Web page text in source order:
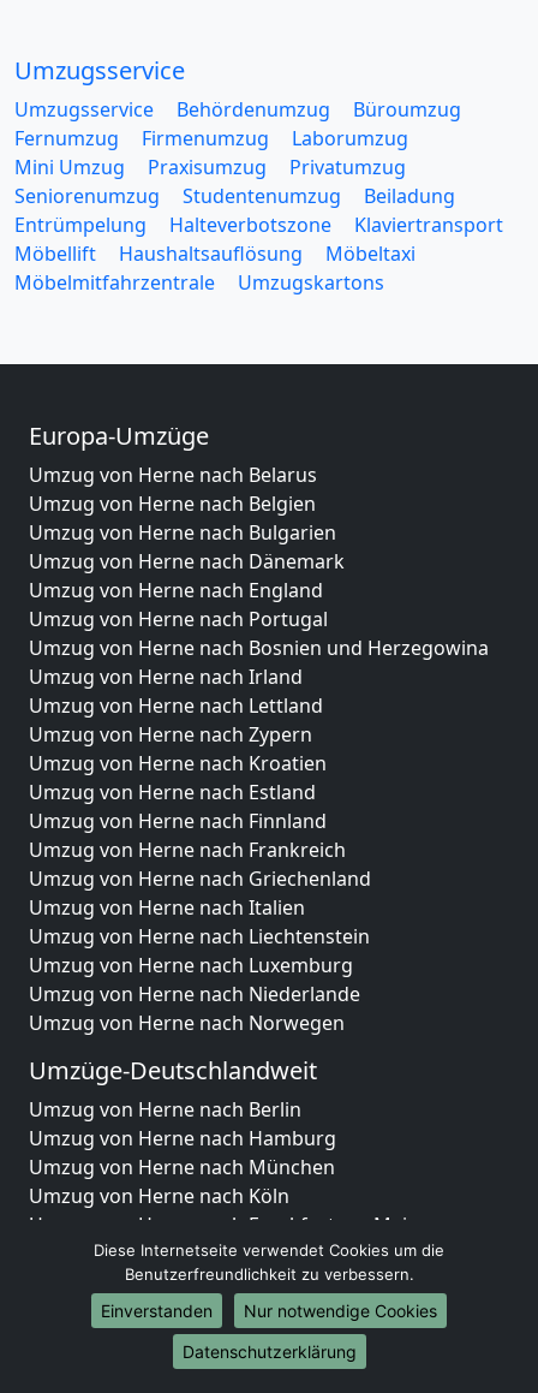
Umzugsservice
Umzugsservice Behördenumzug
Büroumzug
Fernumzug
Firmenumzug
Laborumzug
Mini Umzug
Praxisumzug
Privatumzug
Seniorenumzug
Studentenumzug
Beiladung
Entrümpelung
Halteverbotszone
Klaviertransport
Möbellift
Haushaltsauflösung
Möbeltaxi
Möbelmitfahrzentrale
Umzugskartons
Europa-Umzüge
Umzug von Herne nach Belarus
Umzug von Herne nach Belgien
Umzug von Herne nach Bulgarien
Umzug von Herne nach Dänemark
Umzug von Herne nach England
Umzug von Herne nach Portugal
Umzug von Herne nach Bosnien und Herzegowina
Umzug von Herne nach Irland
Umzug von Herne nach Lettland
Umzug von Herne nach Zypern
Umzug von Herne nach Kroatien
Umzug von Herne nach Estland
Umzug von Herne nach Finnland
Umzug von Herne nach Frankreich
Umzug von Herne nach Griechenland
Umzug von Herne nach Italien
Umzug von Herne nach Liechtenstein
Umzug von Herne nach Luxemburg
Umzug von Herne nach Niederlande
Umzug von Herne nach Norwegen
Umzüge-Deutschlandweit
Umzug von Herne nach Berlin
Umzug von Herne nach Hamburg
Umzug von Herne nach München
Umzug von Herne nach Köln
Umzug von Herne nach Frankfurt am Main
Umzug von Herne nach Stuttgart
Umzug von Herne nach Düsseldorf
Umzug von Herne nach Leipzig
Umzug von Herne nach Dortmund
Umzug von Herne nach Essen
Diese Internetseite verwendet Cookies um die
Benutzerfreundlichkeit zu verbessern.
Einverstanden
Nur notwendige Cookies
Datenschutzerklärung